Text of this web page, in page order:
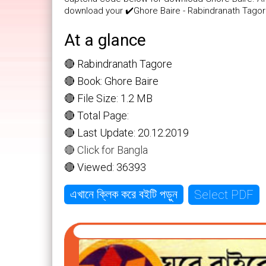
download your ✔️Ghore Baire - Rabindranath
At a glance
🔴 Rabindranath Tagore
🔴 Book: Ghore Baire
🔴 File Size: 1.2 MB
🔴 Total Page:
🔴 Last Update: 20.12.2019
🔴 Click for Bangla
🔴 Viewed: 36393
এখানে ক্লিক করে বইটি পড়ুন Select PDF